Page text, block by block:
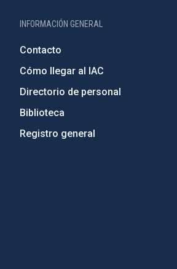
INFORMACIÓN GENERAL
Contacto
Cómo llegar al IAC
Directorio de personal
Biblioteca
Registro general